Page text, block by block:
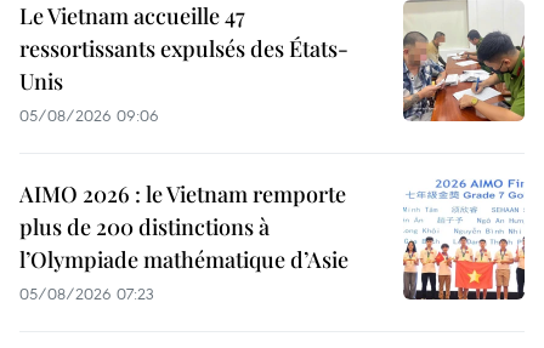
Le Vietnam accueille 47
ressortissants expulsés des États-
Unis
05/08/2026 09:06
AIMO 2026 : le Vietnam remporte
plus de 200 distinctions à
l’Olympiade mathématique d’Asie
05/08/2026 07:23